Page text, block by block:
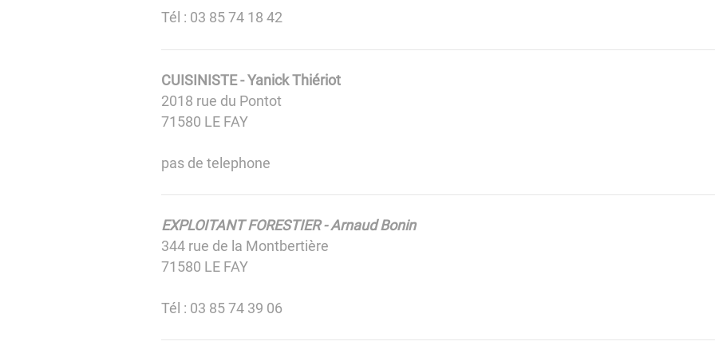
Tél : 03 85 74 18 42
CUISINISTE - Yanick Thiériot
2018 rue du Pontot
71580 LE FAY
pas de telephone
EXPLOITANT FORESTIER - Arnaud Bonin
344 rue de la Montbertière
71580 LE FAY
Tél : 03 85 74 39 06